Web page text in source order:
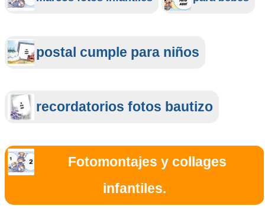
postal cumple para niños
recordatorios fotos bautizo
Fotomontajes y collages
infantiles.